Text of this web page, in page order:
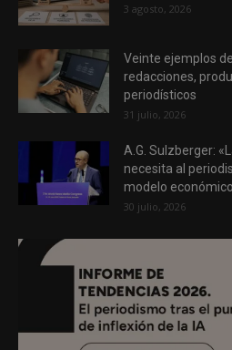
3 agosto, 2026
Veinte ejemplos
redacciones,
periodísticos
31 julio, 2026
A.G. Sulzberger:
necesita al
modelo
30 julio, 2026